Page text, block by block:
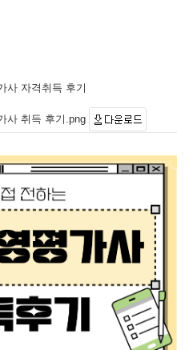
사 자격취득 후기
사 취득 후기.png